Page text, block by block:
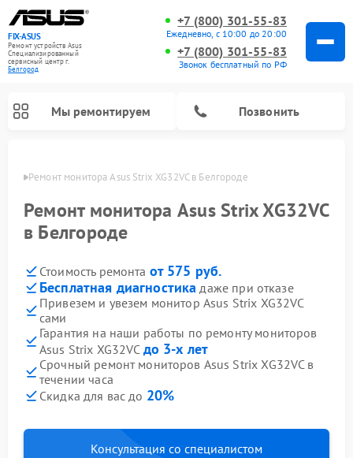
FIX-ASUS
Ремонт устройств Asus
Специализированный
cервисный центр г.
Белгород
+7 (800) 301-55-83
Ежедневно, с 10:00 до 20:00
+7 (800) 301-55-83
Звонок бесплатный по РФ
Мы ремонтируем Позвонить
Ремонт монитора Asus Strix XG32VC в Белгороде
Ремонт монитора Asus Strix XG32VC
в Белгороде
Стоимость ремонта от 575 руб.
Бесплатная диагностика даже при отказе
Привезем и увезем монитор Asus Strix XG32VC
сами
Гарантия на наши работы по ремонту мониторов
Asus Strix XG32VC до 3-х лет
Срочный ремонт мониторов Asus Strix XG32VC в
течении часа
Скидка для вас до 20%
Консультация со специалистом